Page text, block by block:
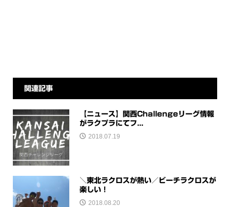
関連記事
【ニュース】関西Challengeリーグ情報
がラクプラにてフ...
2018.07.19
＼東北ラクロスが熱い／ビーチラクロスが
楽しい！
2018.08.20